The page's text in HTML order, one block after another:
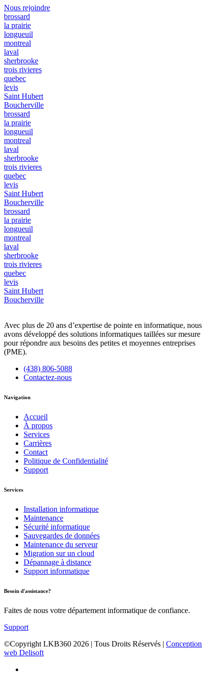
Nous rejoindre
brossard
la prairie
longueuil
montreal
laval
sherbrooke
trois rivieres
quebec
levis
Saint Hubert
Boucherville
brossard
la prairie
longueuil
montreal
laval
sherbrooke
trois rivieres
quebec
levis
Saint Hubert
Boucherville
brossard
la prairie
longueuil
montreal
laval
sherbrooke
trois rivieres
quebec
levis
Saint Hubert
Boucherville
Avec plus de 20 ans d’expertise de pointe en informatique, nous
avons développé des solutions informatiques taillées sur mesure
pour répondre aux besoins des petites et moyennes entreprises
(PME).
(438) 806-5088
Contactez-nous
Navigation
Accueil
À propos
Services
Carrières
Contact
Politique de Confidentialité
Support
Services
Installation informatique
Maintenance
Sécurité informatique
Sauvegardes de données
Maintenance du serveur
Migration sur un cloud
Dépannage à distance
Support informatique
Besoin d'assistance?
Faites de nous votre département informatique de confiance.
Support
©Copyright LKB360 2026 | Tous Droits Réservés | Conception
web Delisoft